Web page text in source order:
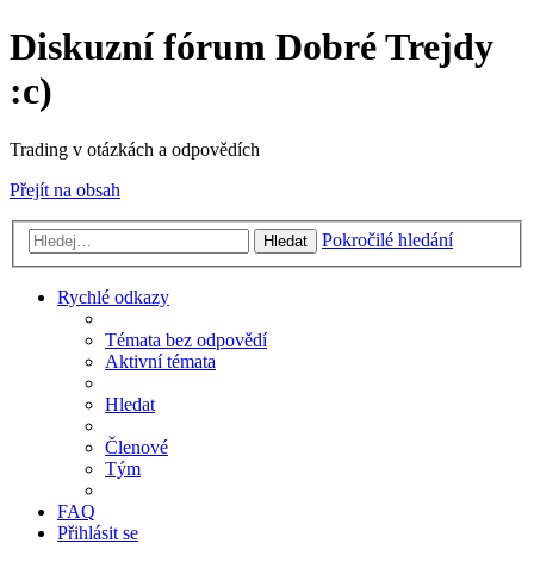
Diskuzní fórum Dobré Trejdy
:c)
Trading v otázkách a odpovědích
Přejít na obsah
Hledat Pokročilé hledání
Rychlé odkazy
Témata bez odpovědí
Aktivní témata
Hledat
Členové
Tým
FAQ
Přihlásit se